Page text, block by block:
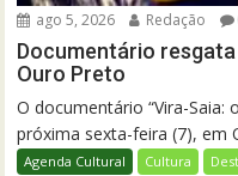
ago 5, 2026 Redação
Documentário
Ouro Preto
O documentário “Vira-Saia:
próxima sexta-feira (7), em
Agenda Cultural Cultura